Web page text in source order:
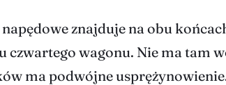
znajduje na obu
czwartego wagonu. Nie ma tam
ma podwójne